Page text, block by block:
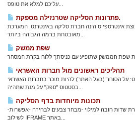
פתרונות הסליקה שטרנזילה מספקת.
אינטרספייס הינה חברת סליקה באינטרנט. המערכת
שפת ממשק
תהליכים ראשונים מול חברות האשראי
על הסוחר (בעל האתר) להיות מוכר בחברות האשראי
תכונות מיוחדות בדף הסליקה
-בחירת שדות נתונים להצגה -בחירת שדות חובה למילוי -מבחר צבעים לבחירה -אפשרות